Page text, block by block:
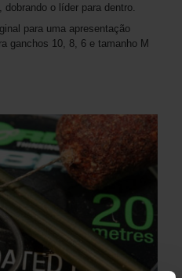
o líder para dentro.
para uma apresentação
ganchos 10, 8, 6 e tamanho M